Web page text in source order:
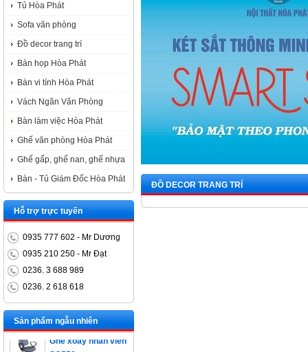
ĐỒ DECOR TRANG TRÍ
Tủ Hòa Phát
Sofa văn phòng
Đồ decor trang trí
Bàn họp Hòa Phát
Bàn vi tính Hòa Phát
Vách Ngăn Văn Phòng
Bàn làm việc Hòa Phát
Ghế văn phòng Hòa Phát
Ghế gấp, ghế nan, ghế nhựa
Bàn - Tủ Giám Đốc Hòa Phát
Hỗ trợ trực tuyến
0935 777 602 - Mr Dương
0935 210 250 - Mr Đạt
0236. 3 688 989
0236. 2 618 618
Sản phẩm ngẫu nhiên
ET1400D
Ghế xoay nhân viên
SG550